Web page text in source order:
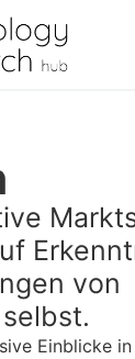
von
Einblicke